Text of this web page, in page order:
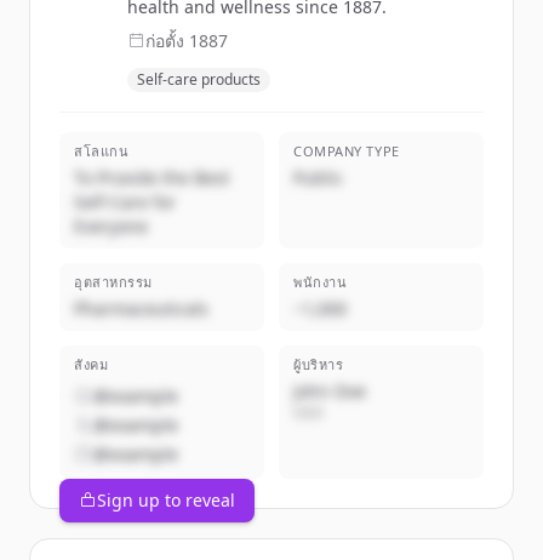
health and wellness since 1887.
ก่อตั้ง 1887
Self-care products
สโลแกน
To Provide the Best
Self-Care for
Everyone
COMPANY TYPE
Public
อุตสาหกรรม
Pharmaceuticals
พนักงาน
~1,000
สังคม
@example
@example
@example
ผู้บริหาร
John Doe
Sign up to reveal